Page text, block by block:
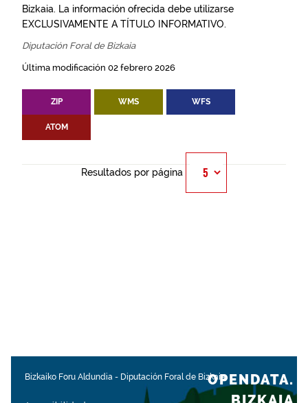
Bizkaia. La información ofrecida debe utilizarse
EXCLUSIVAMENTE A TÍTULO INFORMATIVO.
Diputación Foral de Bizkaia
Última modificación 02 febrero 2026
ZIP WMS WFS
ATOM
Resultados por página
Bizkaiko Foru Aldundia - Diputación Foral de BizkaiaOPENDATA.